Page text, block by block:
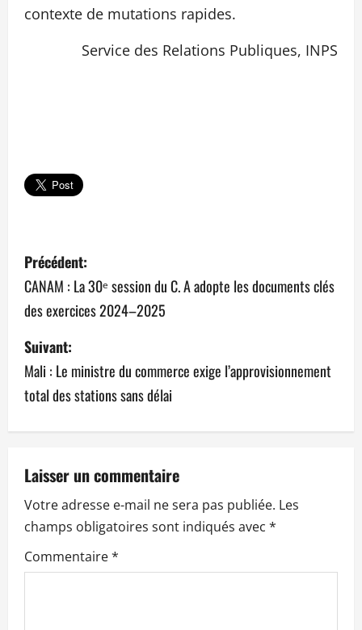
contexte de mutations rapides.
Service des Relations Publiques, INPS
N
a
v
i
g
a
i
o
n
Précédent:
CANAM : La 30ᵉ session du C. A adopte les documents clés
des exercices 2024–2025
Suivant:
Mali : Le ministre du commerce exige l’approvisionnement
total des stations sans délai
Laisser un commentaire
Votre adresse e-mail ne sera pas publiée. Les
champs obligatoires sont indiqués avec *
Commentaire*